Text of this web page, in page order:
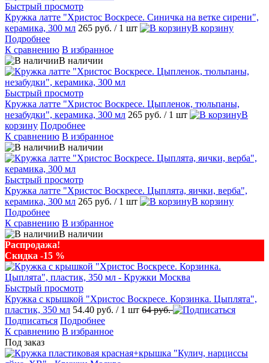
Быстрый просмотр
Кружка латте "Христос Воскресе. Синичка на ветке сирени",
керамика, 300 мл 265 руб. / 1 шт
В корзину
Подробнее
К сравнению В избранное
В наличии
Быстрый просмотр
Кружка латте "Христос Воскресе. Цыпленок, тюльпаны,
незабудки", керамика, 300 мл 265 руб. / 1 шт
В
корзину Подробнее
К сравнению В избранное
В наличии
Быстрый просмотр
Кружка латте "Христос Воскресе. Цыплята, яички, верба",
керамика, 300 мл 265 руб. / 1 шт
В корзину
Подробнее
К сравнению В избранное
В наличии
Распродажа!
Скидка -15 %
Быстрый просмотр
Кружка с крышкой "Христос Воскресе. Корзинка. Цыплята",
пластик, 350 мл 54.40 руб. / 1 шт 64 руб.
Подписаться Подробнее
К сравнению В избранное
Под заказ